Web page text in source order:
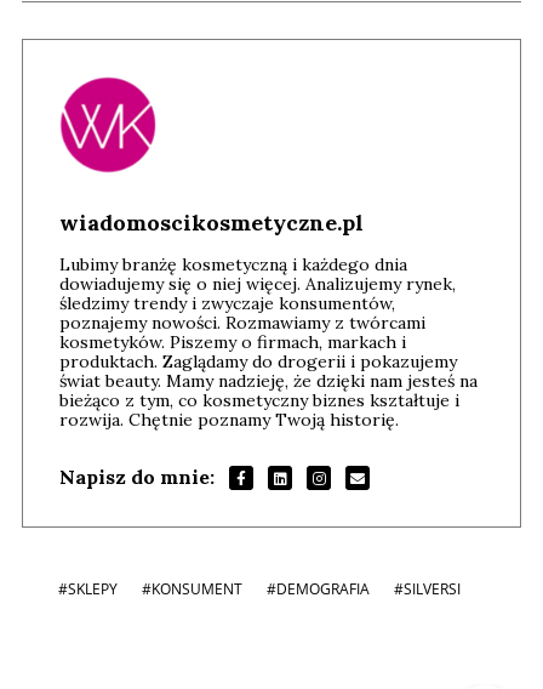
wiadomoscikosmetyczne.pl
Lubimy branżę kosmetyczną i każdego dnia
dowiadujemy się o niej więcej. Analizujemy rynek,
śledzimy trendy i zwyczaje konsumentów,
poznajemy nowości. Rozmawiamy z twórcami
kosmetyków. Piszemy o firmach, markach i
produktach. Zaglądamy do drogerii i pokazujemy
świat beauty. Mamy nadzieję, że dzięki nam jesteś na
bieżąco z tym, co kosmetyczny biznes kształtuje i
rozwija. Chętnie poznamy Twoją historię.
Napisz do mnie:
#SKLEPY #KONSUMENT #DEMOGRAFIA #SILVERSI